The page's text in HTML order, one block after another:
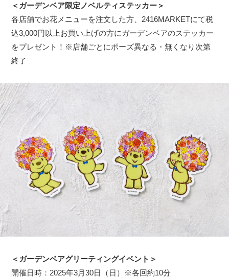
＜ガーデンベア限定ノベルティステッカー＞
各店舗でお花メニューを注文した方、2416MARKETにて税
込3,000円以上お買い上げの方にガーデンベアのステッカー
をプレゼント！※店舗ごとにポーズ異なる・無くなり次第
終了
＜ガーデンベアグリーティングイベント＞
開催日時：2025年3月30日（日）※各回約10分